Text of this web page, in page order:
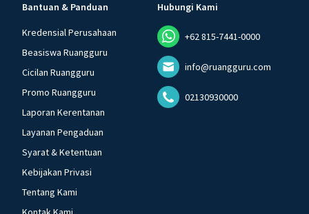
Bantuan & Panduan
Kredensial Perusahaan
Beasiswa Ruangguru
Cicilan Ruangguru
Promo Ruangguru
Laporan Kerentanan
Layanan Pengaduan
Syarat & Ketentuan
Kebijakan Privasi
Tentang Kami
Hubungi Kami
+62 815-7441-0000
info@ruangguru.com
02130930000